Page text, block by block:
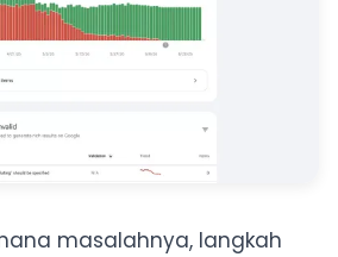
masalahnya, langkah